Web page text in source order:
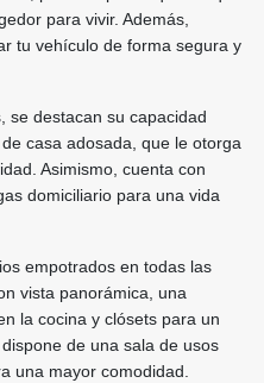
para vivir. Además,
tu vehículo de forma segura y
se destacan su capacidad
casa adosada, que le otorga
Asimismo, cuenta con
domiciliario para una vida
empotrados en todas las
vista panorámica, una
la cocina y clósets para un
de una sala de usos
una mayor comodidad.